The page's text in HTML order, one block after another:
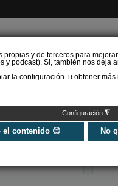
propias y de terceros para
y podcast). Si, también nos deja
la configuración u obtener
Configuración ◮
contenido 😊 No
Aniversario - Un
momentos